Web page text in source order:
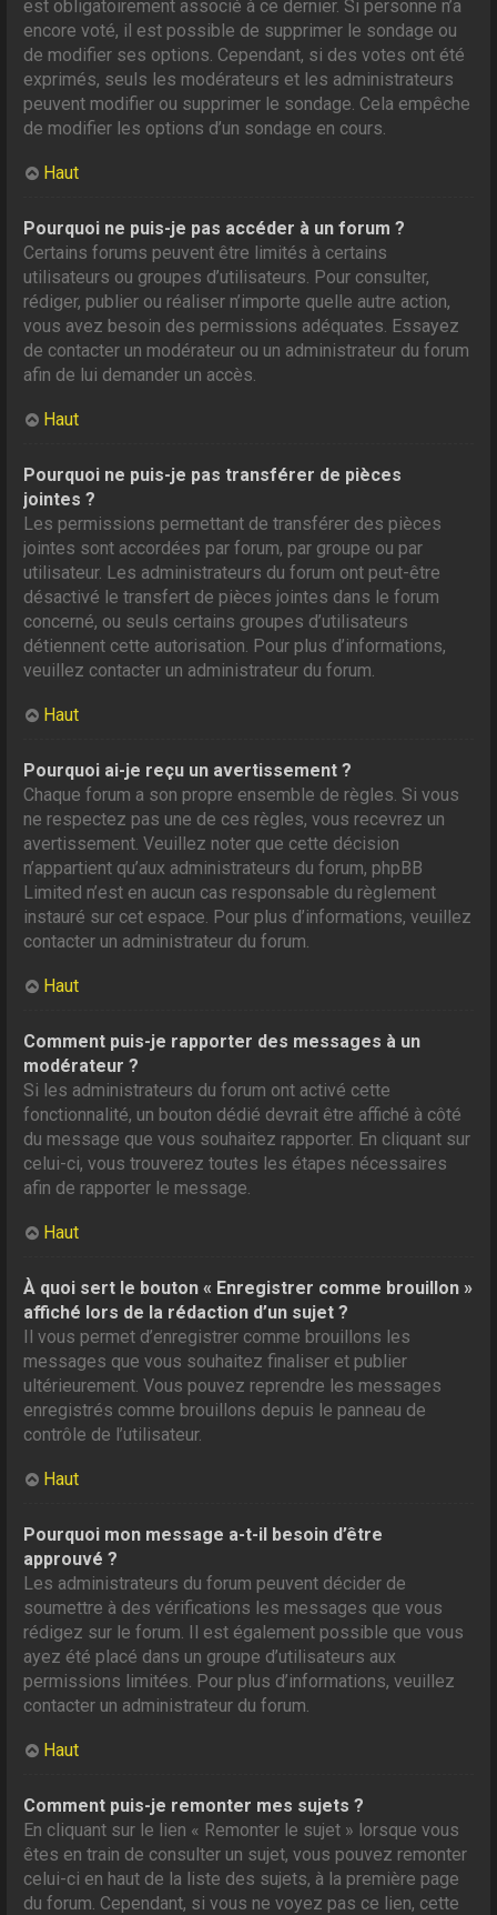
est obligatoirement associé à ce dernier. Si personne n’a
encore voté, il est possible de supprimer le sondage ou
de modifier ses options. Cependant, si des votes ont été
exprimés, seuls les modérateurs et les administrateurs
peuvent modifier ou supprimer le sondage. Cela empêche
de modifier les options d’un sondage en cours.
Haut
Pourquoi ne puis-je pas accéder à un forum ?
Certains forums peuvent être limités à certains
utilisateurs ou groupes d’utilisateurs. Pour consulter,
rédiger, publier ou réaliser n’importe quelle autre action,
vous avez besoin des permissions adéquates. Essayez
de contacter un modérateur ou un administrateur du forum
afin de lui demander un accès.
Haut
Pourquoi ne puis-je pas transférer de pièces
jointes ?
Les permissions permettant de transférer des pièces
jointes sont accordées par forum, par groupe ou par
utilisateur. Les administrateurs du forum ont peut-être
désactivé le transfert de pièces jointes dans le forum
concerné, ou seuls certains groupes d’utilisateurs
détiennent cette autorisation. Pour plus d’informations,
veuillez contacter un administrateur du forum.
Haut
Pourquoi ai-je reçu un avertissement ?
Chaque forum a son propre ensemble de règles. Si vous
ne respectez pas une de ces règles, vous recevrez un
avertissement. Veuillez noter que cette décision
n’appartient qu’aux administrateurs du forum, phpBB
Limited n’est en aucun cas responsable du règlement
instauré sur cet espace. Pour plus d’informations, veuillez
contacter un administrateur du forum.
Haut
Comment puis-je rapporter des messages à un
modérateur ?
Si les administrateurs du forum ont activé cette
fonctionnalité, un bouton dédié devrait être affiché à côté
du message que vous souhaitez rapporter. En cliquant sur
celui-ci, vous trouverez toutes les étapes nécessaires
afin de rapporter le message.
Haut
À quoi sert le bouton « Enregistrer comme brouillon »
affiché lors de la rédaction d’un sujet ?
Il vous permet d’enregistrer comme brouillons les
messages que vous souhaitez finaliser et publier
ultérieurement. Vous pouvez reprendre les messages
enregistrés comme brouillons depuis le panneau de
contrôle de l’utilisateur.
Haut
Pourquoi mon message a-t-il besoin d’être
approuvé ?
Les administrateurs du forum peuvent décider de
soumettre à des vérifications les messages que vous
rédigez sur le forum. Il est également possible que vous
ayez été placé dans un groupe d’utilisateurs aux
permissions limitées. Pour plus d’informations, veuillez
contacter un administrateur du forum.
Haut
Comment puis-je remonter mes sujets ?
En cliquant sur le lien « Remonter le sujet » lorsque vous
êtes en train de consulter un sujet, vous pouvez remonter
celui-ci en haut de la liste des sujets, à la première page
du forum. Cependant, si vous ne voyez pas ce lien, cette